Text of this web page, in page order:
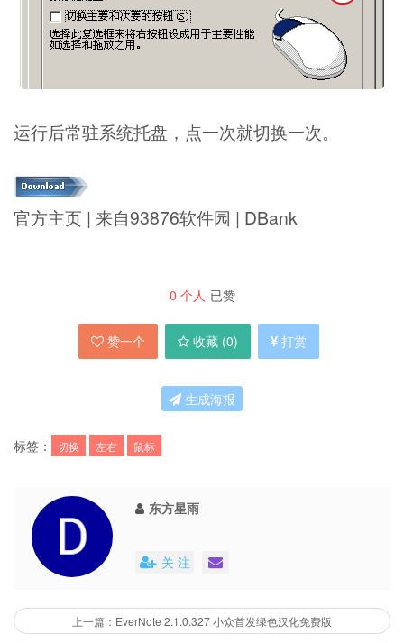
运行后常驻系统托盘，点一次就切换一次。
官方主页 | 来自93876软件园 | DBank
0 个人 已赞
赞一个 收藏 (0) 打赏
生成海报
标签： 切换 左右 鼠标
东方星雨
关 注
上一篇：EverNote 2.1.0.327 小众首发绿色汉化免费版